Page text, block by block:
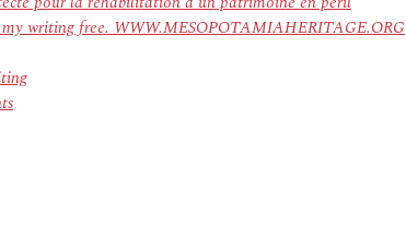
writing free. WWW.MESOPOTAMIAHERITAGE.ORG